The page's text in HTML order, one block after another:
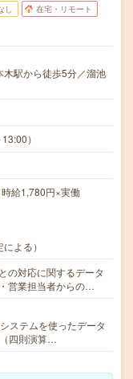
し 在宅・リモート
駅から徒歩5分／溜池
）
給1,780円×実働
よる）
の対応に関するデータ
営業担当者からの…
ステムを使ったデータ
四則演算…